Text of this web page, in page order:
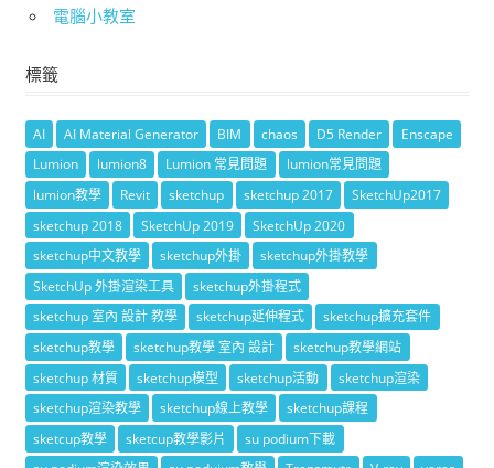
電腦小教室
標籤
AI AI Material Generator BIM chaos D5 Render
Enscape
Lumion
lumion8 Lumion 常見問題
lumion常見問題
lumion教學
Revit sketchup sketchup 2017
SketchUp2017
sketchup 2018
SketchUp 2019
SketchUp 2020
sketchup中文教學
sketchup外掛
sketchup外掛教學
SketchUp 外掛渲染工具
sketchup外掛程式
sketchup 室內 設計 教學
sketchup延伸程式
sketchup擴充套件
sketchup教學
sketchup教學 室內 設計
sketchup教學網站
sketchup 材質
sketchup模型 sketchup活動
sketchup渲染
sketchup渲染教學
sketchup線上教學
sketchup課程
sketcup教學
sketcup教學影片
su podium下載